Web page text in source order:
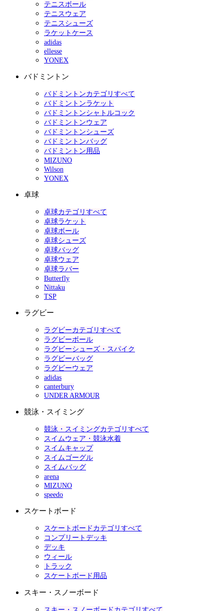
テニスボール
テニスウェア
テニスシューズ
ラケットケース
adidas
ellesse
YONEX
バドミントン
バドミントンカテゴリすべて
バドミントンラケット
バドミントンシャトルコック
バドミントンウェア
バドミントンシューズ
バドミントンバッグ
バドミントン用品
MIZUNO
Wilson
YONEX
卓球
卓球カテゴリすべて
卓球ラケット
卓球ボール
卓球シューズ
卓球バッグ
卓球ウェア
卓球ラバー
Butterfly
Nittaku
TSP
ラグビー
ラグビーカテゴリすべて
ラグビーボール
ラグビーシューズ・スパイク
ラグビーバッグ
ラグビーウェア
adidas
canterbury
UNDER ARMOUR
競泳・スイミング
競泳・スイミングカテゴリすべて
スイムウェア・競泳水着
スイムキャップ
スイムゴーグル
スイムバッグ
arena
MIZUNO
speedo
スケートボード
スケートボードカテゴリすべて
コンプリートデッキ
デッキ
ウィール
トラック
スケートボード用品
スキー・スノーボード